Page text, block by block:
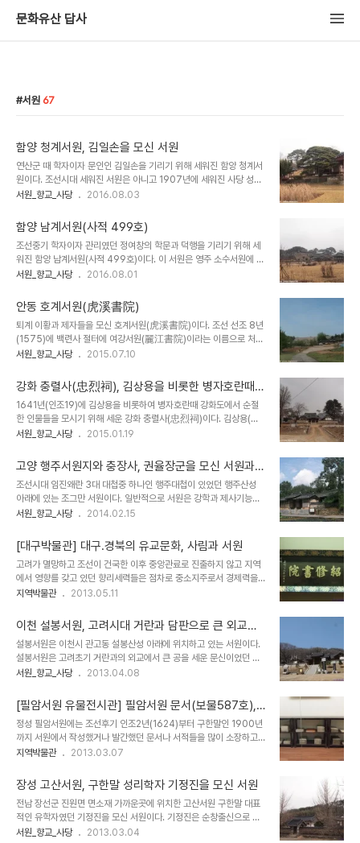
문화유산 답사
서원 67
함양 청계서원, 김일손을 모신 서원
연산군 때 학자이자 문인인 김일손을 기리기 위해 세워진 함양 청계서
원이다. 조선시대 세워진 서원은 아니고 1907년에 세워진 사당 성격
의 서원이다. 강당을 중심으로 강학공간이 낮은 곳에, 사당을 높은 곳
게 지어졌는데 건축적 측면에서 완성도는 떨어지는 편이다. 김일손
(1464~1498년)은 조선 성종~연산군대 활동한 학자이자 관리로 남
계사원에 모셔진 정여창과 함께 김종직의 제자였다. 그는 사관으로 김
종직의 ‘조의제문’이란 글을 사초(史草)에 넣어 무오사화 때 희생되었
다. 한때 이곳에서 ‘청계정사’를 세후고 후학들을 양성했다고 하여 지
도 자계서원에 모셔졌다. 함양 남계서원 옆..
서원_향교_사당 2016.08.03
함양 남계서원(사적 499호)
조선중기 학자이자 관리였던 정여창의 학문과 덕행을 기리기 위해 세
워진 함양 남계서원(사적 499호)이다. 이 서원은 영주 소수서원에 이
어 두번째로 세워진 서원이다. 아래쪽에 강학공간인 강당과 동.서재를
로 후대 세워진 서원들의 모범이 되었던 곳이다. 문루, 강당, 동.서재,
경판고(장판각), 내삼문, 사당, 전사청, 고직사 등 서원이 갖추어야 할
건물을 제대로 갖추고 있다. 대원군의 서월철폐령에도 살아 남은 전국
47개 서원 중 하나로 서원건축 측면에서 중요한 의미를 갖고 있다. 정
여창(1450~1504년)은 성종대에 활동한 인물이다. 조선중기 사림
여러차례 관직에 추천되었으나..
서원_향교_사당 2016.08.01
안동 호계서원(虎溪書院)
퇴계 이황과 제자들을 모신 호계서원(虎溪書院)이다. 조선 선조 8년
(1575)에 백련사 절터에 여강서원(麗江書院)이라는 이름으로 처음
지어졌다. 1605년에 대홍수 유실되어 다시 지었으며, 숙종대에 호계
다가 강당만 새로 지었다. 강당은 앞면 3칸이 대청마루이고 양쪽에 앞
면 1칸씩 온돌방을 두고 있다. 원래는 도산서원에서 멀지 않은 와룡면
도곡리에 있었는데 1973년 안동댐 건설로 인하여 이곳으로 옮겼다.
향후 안동댐 부근으로 옮길 예정이라 한다. 안동시 임하면 임하댐 아래
에 위치한 호계서원. 호계서원은 퇴계 이황과 제자들인 류성룡, 김성일
만 복원되었다. 원래는 도산서원과 멀지 ..
서원_향교_사당 2015.07.10
강화 충렬사(忠烈祠), 김상용을 비롯한 병자호란때
순절한 인물들을 모신 서원.
1641년(인조19)에 김상용을 비롯하여 병자호란때 강화도에서 순절
한 인물들을 모시기 위해 세운 강화 충렬사(忠烈祠)이다. 김상용(金
尙容)은 조선 중기 문신으로 병자호란때 왕자들을 모시고 강화로 갔
비롯하여 순절한 6인을 모셨으나, 이후 당시 같이 순절한 인물들을 추
가하여 총 28명의 위패를 모시고 있다. 처음에는 현충사(顯忠祠)라
불렀으며, 효종으로부터 '충렬사(忠烈祠)'라는 이름과 현판을 하사받
았다. 강화도에 남아 있는 유일한 서원으로 원래는 유생들이 공부하는
교육기관의 역할을 했으나, 지금은 제사기능만 남아 있다. 강학공간인
다. 구한말 서원철폐령에도 살아남은 전국 ..
서원_향교_사당 2015.01.19
고양 행주서원지와 충장사, 권율장군을 모신 서원과
사당
조선시대 임진왜란 3대 대첩중 하나인 행주대첩이 있었던 행주산성
아래에 있는 조그만 서원이다. 일반적으로 서원은 강학과 제사기능을
같이 가지고 있으면서 서원에 모신 인물의 학풍을 따르는 사람을 중심
1842년에 권율장군을을 모시는 서원 없어서 국왕인 헌종의 명으로
세워진 서원으로 제사기능을 주로 하고 있는 서원이라고 할 수 있다.
지금은 제사기능을 1970년에 행주산성내 사당인 충장사로 옮겨져서
그 기능을 잃어버린 서원이다. 그래서 이름도 행주서원 옛터라는 의미
로 행주서원지라고 부른다. 행주산성 아래 한강이 내려다 보이는 행주
먹거리촌을 형성하고 있다. 행주서원지, 고양시 ..
서원_향교_사당 2014.02.15
[대구박물관] 대구.경북의 유교문화, 사림과 서원
고려가 멸망하고 조선이 건국한 이후 중앙관료로 진출하지 않고 지역
에서 영향를 갖고 있던 향리세력들은 점차로 중소지주로서 경제력을
축적하면서 학문적인 역량도 갖추게 되었다. 특히, 성종대에 길재의 학
사림들이 중앙에 진출하면서 기존의 중앙 훈구세력을 충돌하여 여러
차례 사화가 발생하기도 하지만 명종대에 이르러 사림은 조선사회의
주도세력으로 자리잡게 된다. 16세기 명종대에 중앙정계를 장악한 사
림들은 다양한 학파를 형성하면서 성리학에 대한 논쟁을 생겨났다. 이
런 농쟁의 결과로 서경덕.이황.조식.이이와 같은 탁월한 학자들이 등장
영남지역은 김종직을 비롯하여 사림들의 출신지로 다른 ..
지역박물관 2013.05.11
이천 설봉서원, 고려시대 거란과 담판으로 큰 외교적
업적을 남긴 서희를 모신 서원
설봉서원은 이천시 관고동 설봉산성 아래에 위치하고 있는 서원이다.
설봉서원은 고려초기 거란과의 외교에서 큰 공을 세운 문신이었던 서
희를 비롯하여 이관의, 김안국, 최숙정을 모신 서원이다. 우리나라 서
에 따라 세운 서원으로 이천출신 인물 중 빼어난 업적을 보인 인물들을
모신 서원으로 최치원 등을 모신 경주 서악서원과 비슷한 성격의 초창
기 서원이라 할 수 있다. 문중 중심 또는 조선시대 학문적으로 큰 업적
을 남긴 인물이 아니었기때문에 구한말 대원군의 서원철폐령으로 훼
철되었다가 최근에 복원된 서원이다. 서원 건물은 사당, 강당, 동.서재
까운 설봉공원내에 있어 공원을 찾거나 설봉..
서원_향교_사당 2013.04.08
[필암서원 유물전시관] 필암서원 문서(보물587호),
서원 운영 기록을 남겨 놓은 문서
정성 필암서원에는 조선후기 인조2년(1624)부터 구한말인 1900년
까지 서원에서 작성했거나 발간했던 문서나 서적들을 많이 소장하고
있다. 원래는 서원내 서적이나 목판을 보관하는 건물인 장판각 건물에
의 내력과 생활모습을 보여주는 설명과 함께 전시해 놓고 있다. 그 중
서원의 운영과정에서 작성한 각종 문서들은 조선후기 서원의 운영과
조직구성 들을 볼 수 있고, 지방교육제도와 사회경사 연구에 매우 중요
한 자료로 평가되어 보물 587호로 지정되어 있다. 보물로 지정된 유
물은 총 14책 64매로, 역대 원장들을 기록한 '원장선생안', 서원에서
지역박물관 2013.03.07
장성 고산서원, 구한말 성리학자 기정진을 모신 서원
전남 장선군 진원면 면소재 가까운곳에 위치한 고산서원 구한말 대표
적인 유학자였던 기정진을 모신 서원이다. 기정진은 순창출신으로 구
한말 호남지역에서 활동한 유학자로 서경덕.이황.이이를 계승한 정통
서원_향교_사당 2013.03.04